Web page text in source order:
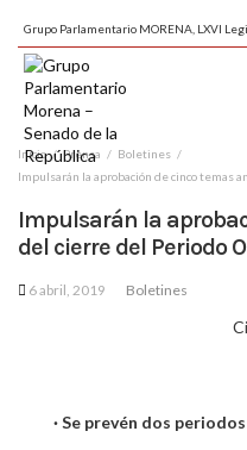
Grupo Parlamentario MORENA, LXVI
Inicio Prensa
Boletines
Impulsarán la aprobación de cinco temas
Impulsarán la
del cierre del Periodo
6 abril, 2019 Boletines
· Se prevén dos